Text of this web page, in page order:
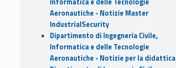
Aeronautiche - Notizie Master
IndustrialSecurity
Dipartimento di Ingegneria Civile,
Informatica e delle Tecnologie
Aeronautiche - Notizie per la didattica